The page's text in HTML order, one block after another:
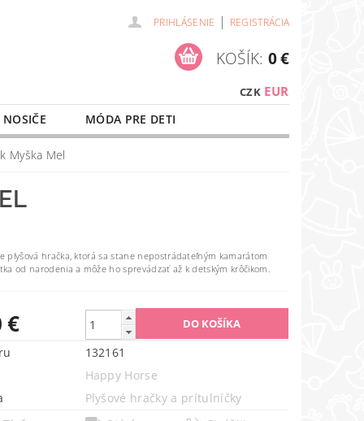
PRIHLÁSENIE | REGISTRÁCIA
CZK EUR
KOŠÍK: 0 €
MÓDA PRE DETI
SLUŽBY
Myška Mel
plyšová hračka, ktorá sa stane nepostrádateľným kamarátom
od narodenia a môže ho sprevádzať až k detským krôčikom.
€
132161
Happy Horse
Plyšové hračky a prítulníčky